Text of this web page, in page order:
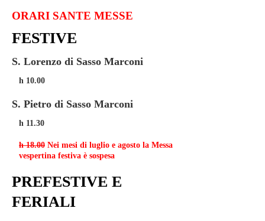
ORARI SANTE MESSE
FESTIVE
S. Lorenzo di Sasso Marconi
h 10.00
S. Pietro di Sasso Marconi
h 11.30
h 18.00 Nei mesi di luglio e agosto la Messa
vespertina festiva è sospesa
PREFESTIVE E
FERIALI